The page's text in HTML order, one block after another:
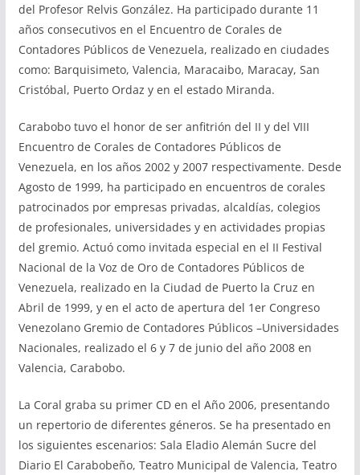
del Profesor Relvis González. Ha participado durante 11
años consecutivos en el Encuentro de Corales de
Contadores Públicos de Venezuela, realizado en ciudades
como: Barquisimeto, Valencia, Maracaibo, Maracay, San
Cristóbal, Puerto Ordaz y en el estado Miranda.
Carabobo tuvo el honor de ser anfitrión del II y del VIII
Encuentro de Corales de Contadores Públicos de
Venezuela, en los años 2002 y 2007 respectivamente. Desde
Agosto de 1999, ha participado en encuentros de corales
patrocinados por empresas privadas, alcaldías, colegios
de profesionales, universidades y en actividades propias
del gremio. Actuó como invitada especial en el II Festival
Nacional de la Voz de Oro de Contadores Públicos de
Venezuela, realizado en la Ciudad de Puerto la Cruz en
Abril de 1999, y en el acto de apertura del 1er Congreso
Venezolano Gremio de Contadores Públicos –Universidades
Nacionales, realizado el 6 y 7 de junio del año 2008 en
Valencia, Carabobo.
La Coral graba su primer CD en el Año 2006, presentando
un repertorio de diferentes géneros. Se ha presentado en
los siguientes escenarios: Sala Eladio Alemán Sucre del
Diario El Carabobeño, Teatro Municipal de Valencia, Teatro